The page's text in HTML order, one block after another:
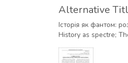
Alternative
Історія як фантом:
Hіstory as spectre;